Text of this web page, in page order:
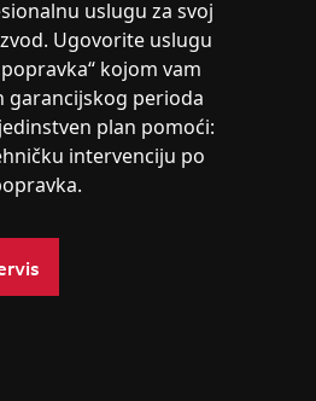
uslugu za svoj
Ugovorite uslugu
kojom vam
garancijskog perioda
plan pomoći:
intervenciju po